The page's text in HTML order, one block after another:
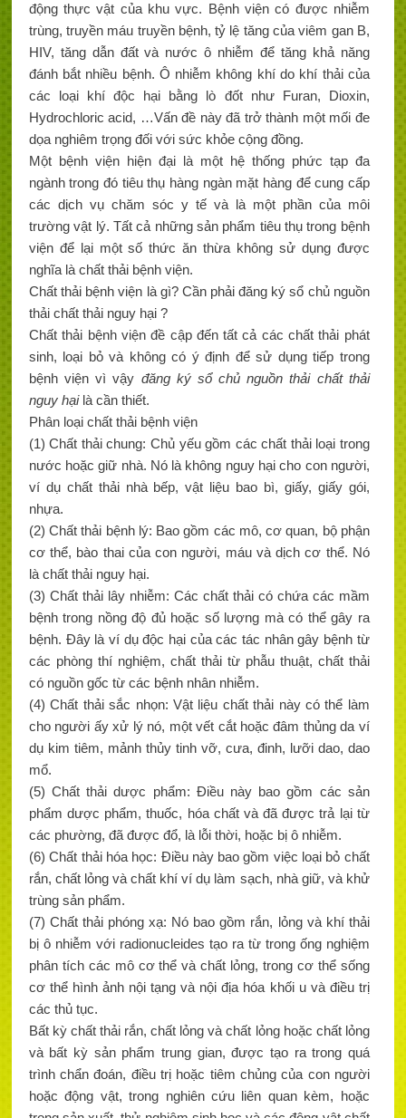
động thực vật của khu vực. Bệnh viện có được nhiễm
trùng, truyền máu truyền bệnh, tỷ lệ tăng của viêm gan B,
HIV, tăng dẫn đất và nước ô nhiễm để tăng khả năng
đánh bắt nhiều bệnh. Ô nhiễm không khí do khí thải của
các loại khí độc hại bằng lò đốt như Furan, Dioxin,
Hydrochloric acid, …Vấn đề này đã trở thành một mối đe
dọa nghiêm trọng đối với sức khỏe cộng đồng.
Một bệnh viện hiện đại là một hệ thống phức tạp đa
ngành trong đó tiêu thụ hàng ngàn mặt hàng để cung cấp
các dịch vụ chăm sóc y tế và là một phần của môi
trường vật lý. Tất cả những sản phẩm tiêu thụ trong bệnh
viện để lại một số thức ăn thừa không sử dụng được
nghĩa là chất thải bệnh viện.
Chất thải bệnh viện là gì? Cần phải đăng ký sổ chủ nguồn
thải chất thải nguy hại ?
Chất thải bệnh viện đề cập đến tất cả các chất thải phát
sinh, loại bỏ và không có ý định để sử dụng tiếp trong
bệnh viện vì vậy đăng ký sổ chủ nguồn thải chất thải
nguy hại là cần thiết.
Phân loại chất thải bệnh viện
(1) Chất thải chung: Chủ yếu gồm các chất thải loại trong
nước hoặc giữ nhà. Nó là không nguy hại cho con người,
ví dụ chất thải nhà bếp, vật liệu bao bì, giấy, giấy gói,
nhựa.
(2) Chất thải bệnh lý: Bao gồm các mô, cơ quan, bộ phận
cơ thể, bào thai của con người, máu và dịch cơ thể. Nó
là chất thải nguy hại.
(3) Chất thải lây nhiễm: Các chất thải có chứa các mầm
bệnh trong nồng độ đủ hoặc số lượng mà có thể gây ra
bệnh. Đây là ví dụ độc hại của các tác nhân gây bệnh từ
các phòng thí nghiệm, chất thải từ phẫu thuật, chất thải
có nguồn gốc từ các bệnh nhân nhiễm.
(4) Chất thải sắc nhọn: Vật liệu chất thải này có thể làm
cho người ấy xử lý nó, một vết cắt hoặc đâm thủng da ví
dụ kim tiêm, mảnh thủy tinh vỡ, cưa, đinh, lưỡi dao, dao
mổ.
(5) Chất thải dược phẩm: Điều này bao gồm các sản
phẩm dược phẩm, thuốc, hóa chất và đã được trả lại từ
các phường, đã được đổ, là lỗi thời, hoặc bị ô nhiễm.
(6) Chất thải hóa học: Điều này bao gồm việc loại bỏ chất
rắn, chất lỏng và chất khí ví dụ làm sạch, nhà giữ, và khử
trùng sản phẩm.
(7) Chất thải phóng xạ: Nó bao gồm rắn, lỏng và khí thải
bị ô nhiễm với radionucleides tạo ra từ trong ống nghiệm
phân tích các mô cơ thể và chất lỏng, trong cơ thể sống
cơ thể hình ảnh nội tạng và nội địa hóa khối u và điều trị
các thủ tục.
Bất kỳ chất thải rắn, chất lỏng và chất lỏng hoặc chất lỏng
và bất kỳ sản phẩm trung gian, được tạo ra trong quá
trình chẩn đoán, điều trị hoặc tiêm chủng của con người
hoặc động vật, trong nghiên cứu liên quan kèm, hoặc